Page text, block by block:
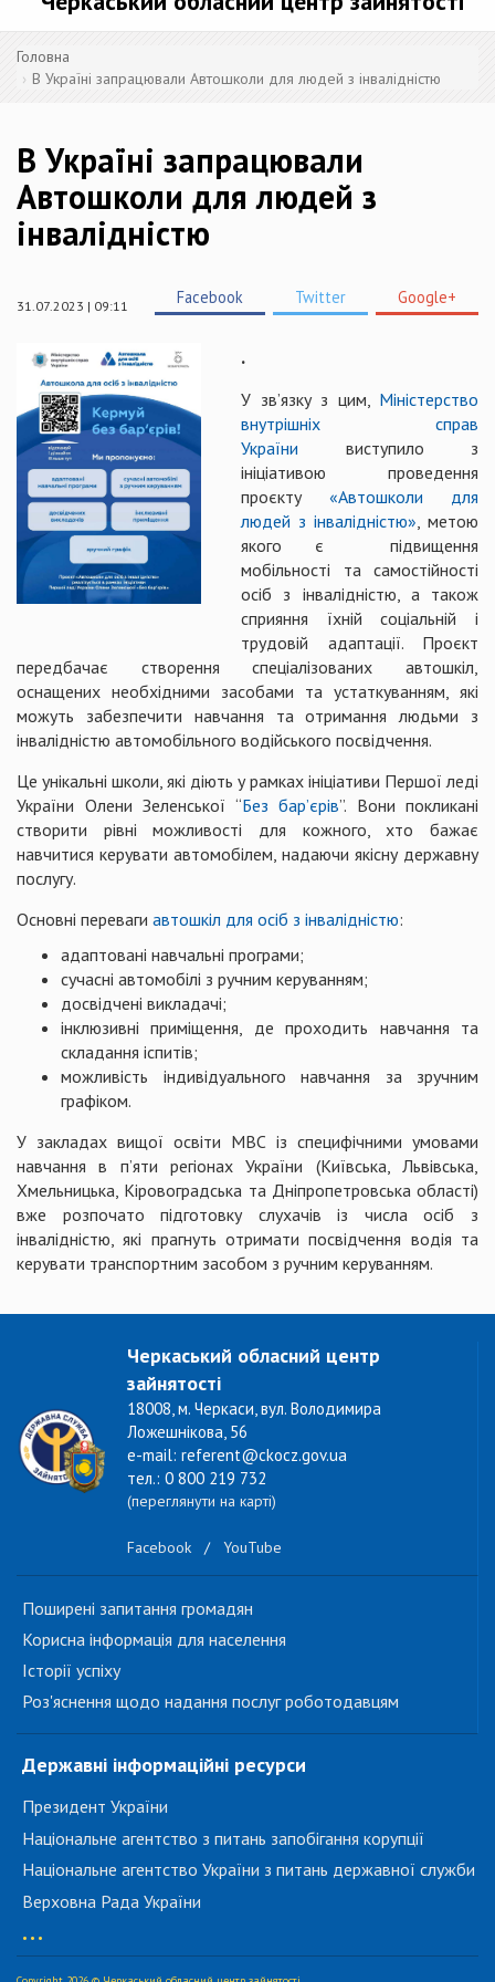
Головна
В Україні запрацювали Автошколи для людей з інвалідністю
В Україні запрацювали
Автошколи для людей з
інвалідністю
31.07.2023 | 09:11 Facebook Twitter Google+
.
У зв’язку з цим, Міністерство
внутрішніх справ
України виступило з
ініціативою проведення
проєкту«Автошколи для
людей з інвалідністю», метою
якого є підвищення
мобільності та самостійності
осіб з інвалідністю, а також
сприяння їхній соціальній і
трудовій адаптації. Проєкт
передбачає створення спеціалізованих автошкіл,
оснащених необхідними засобами та устаткуванням, які
можуть забезпечити навчання та отримання людьми з
інвалідністю автомобільного водійського посвідчення.
Це унікальні школи, які діють у рамках ініціативи Першої леді
України Олени Зеленської “Без бар’єрів”. Вони покликані
створити рівні можливості для кожного, хто бажає
навчитися керувати автомобілем, надаючи якісну державну
послугу.
Основні переваги автошкіл для осіб з інвалідністю:
адаптовані навчальні програми;
сучасні автомобілі з ручним керуванням;
досвідчені викладачі;
інклюзивні приміщення, де проходить навчання та
складання іспитів;
можливість індивідуального навчання за зручним
графіком.
У закладах вищої освіти МВС із специфічними умовами
навчання в п’яти регіонах України (Київська, Львівська,
Хмельницька, Кіровоградська та Дніпропетровська області)
вже розпочато підготовку слухачів із числа осіб з
інвалідністю, які прагнуть отримати посвідчення водія та
керувати транспортним засобом з ручним керуванням.
Черкаський обласний центр
зайнятості
18008, м. Черкаси, вул. Володимира
Ложешнікова, 56
e-mail: referent@ckocz.gov.ua
тел.: 0 800 219 732
(переглянути на карті)
Facebook / YouTube
Поширені запитання громадян
Корисна інформація для населення
Історії успіху
Роз'яснення щодо надання послуг роботодавцям
Державні інформаційні ресурси
Президент України
Національне агентство з питань запобігання корупції
Національне агентство України з питань державної служби
Верховна Рада України
...